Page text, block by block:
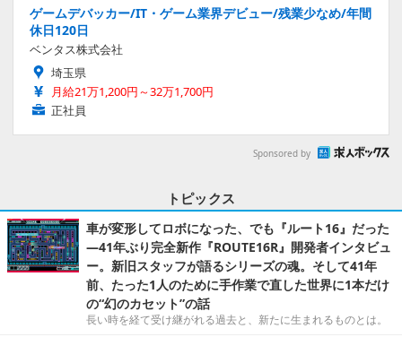
ゲームデバッカー/IT・ゲーム業界デビュー/残業少なめ/年間
休日120日
ベンタス株式会社
埼玉県
月給21万1,200円～32万1,700円
正社員
Sponsored by
トピックス
車が変形してロボになった、でも『ルート16』だった
―41年ぶり完全新作『ROUTE16R』開発者インタビュ
ー。新旧スタッフが語るシリーズの魂。そして41年
前、たった1人のために手作業で直した世界に1本だけ
の“幻のカセット”の話
長い時を経て受け継がれる過去と、新たに生まれるものとは。